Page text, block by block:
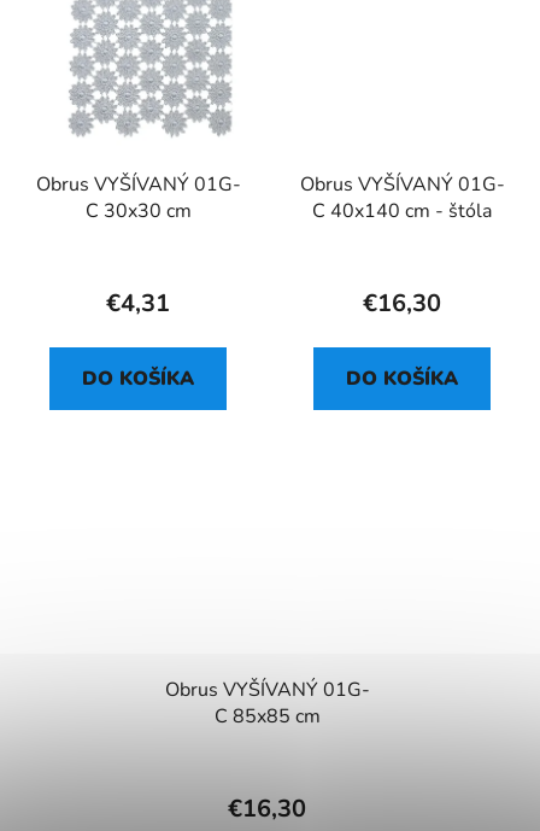
Obrus VYŠÍVANÝ 01G-
C 30x30 cm
€4,31
DO KOŠÍKA
Obrus VYŠÍVANÝ 01G-
C 40x140 cm - štóla
€16,30
DO KOŠÍKA
Obrus VYŠÍVANÝ 01G-
C 85x85 cm
€16,30